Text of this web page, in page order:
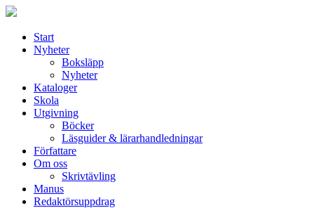
Start
Nyheter
Boksläpp
Nyheter
Kataloger
Skola
Utgivning
Böcker
Läsguider & lärarhandledningar
Författare
Om oss
Skrivtävling
Manus
Redaktörsuppdrag